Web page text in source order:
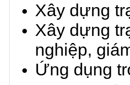
Xây dựng
Xây dựng
nghiệp,
Ứng dụng